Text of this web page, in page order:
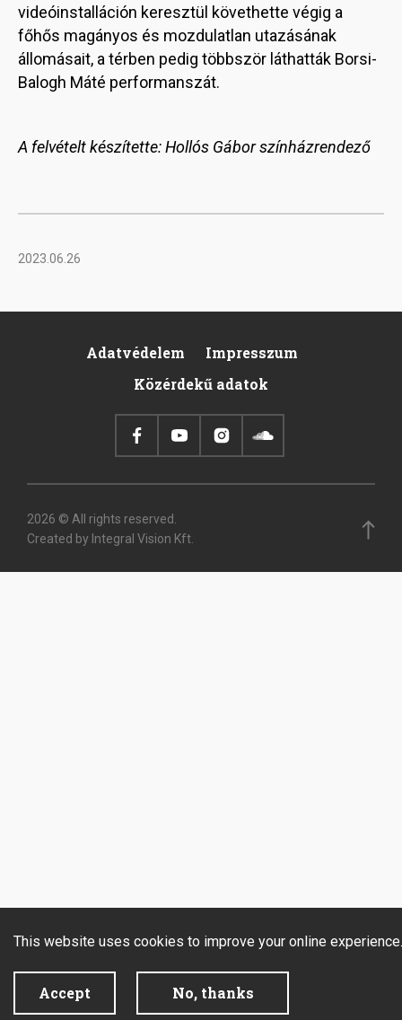
videóinstalláción keresztül követhette végig a
főhős magányos és mozdulatlan utazásának
állomásait, a térben pedig többször láthatták Borsi-
Balogh Máté performanszát.
A felvételt készítette: Hollós Gábor színházrendező
2023.06.26
Footer
Adatvédelem
Impresszum
Közérdekű adatok
2026 © All rights reserved.
Created by Integral Vision Kft.
This website uses cookies to improve your online
Accept No, thanks